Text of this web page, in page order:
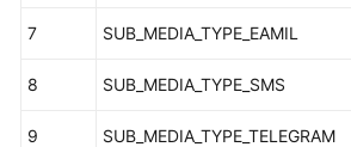
7 SUB_MEDIA_TYPE_EAMIL
8 SUB_MEDIA_TYPE_SMS
9 SUB_MEDIA_TYPE_TELEGRAM